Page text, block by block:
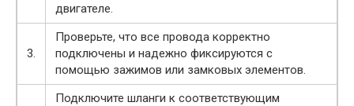
двигателе.
3.
Проверьте, что все провода корректно
подключены и надежно фиксируются с
помощью зажимов или замковых элементов.
Подключите шланги к соответствующим